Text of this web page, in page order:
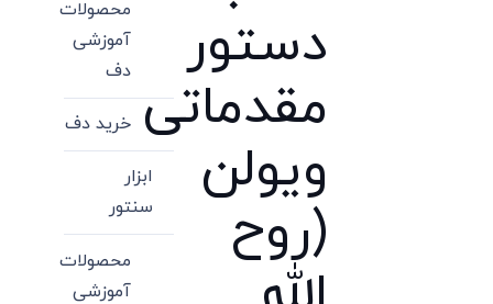
دستور
مقدماتی
ویولن
(روح
محصولات
آموزشی
دف
خرید دف
ابزار
سنتور
محصولات
آموزشی